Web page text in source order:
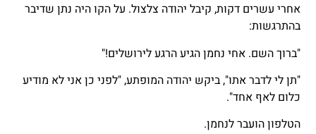
אחרי עשרים דקות, קיבל יהודה צלצול. על הקו היה נתן שדיבר
בהתרגשות:
"ברוך השם. אחי נחמן הגיע הרגע לירושלים!"
"תן לי לדבר אתו", ביקש יהודה המופתע, "לפני כן אני לא מודיע
כלום לאף אחד".
הטלפון הועבר לנחמן.